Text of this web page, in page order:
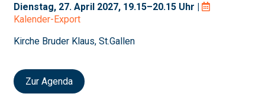
Dienstag, 27. April 2027, 19.15–20.15 Uhr |
Kalender-Export
Kirche Bruder Klaus, St.Gallen
Zur Agenda